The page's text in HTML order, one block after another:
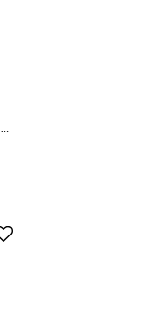
Men nu ser jag, en förvandlingens teologi
Lägg till i favoriter